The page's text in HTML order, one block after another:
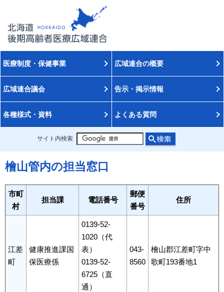
医療制度・保健事業 広域連合の概要
広域連合議会 告示・掲示情報
各種様式・資料 よくある質問
サイト内検索
檜山管内の担当窓口
市町
村
担当課 電話番号
郵便
番号
住所
江差
町
健康推進課国
保医療係
0139-52-
1020（代
表）
0139-52-
6725（直
通）
043-
8560
檜山郡江差町字中
歌町193番地1